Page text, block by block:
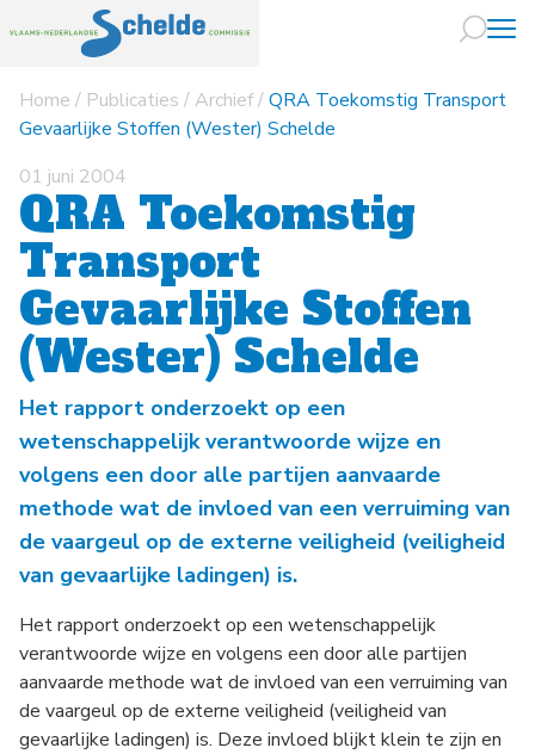
Naar
Home / Publicaties /Archief/QRA Toekomstig Transport
Gevaarlijke Stoffen (Wester) Schelde
01 juni 2004
QRA Toekomstig
Transport
Gevaarlijke Stoffen
(Wester) Schelde
Het rapport onderzoekt op een
wetenschappelijk verantwoorde wijze en
volgens een door alle partijen aanvaarde
methode wat de invloed van een verruiming van
de vaargeul op de externe veiligheid (veiligheid
van gevaarlijke ladingen) is.
Het rapport onderzoekt op een wetenschappelijk
verantwoorde wijze en volgens een door alle partijen
aanvaarde methode wat de invloed van een verruiming van
de vaargeul op de externe veiligheid (veiligheid van
gevaarlijke ladingen) is. Deze invloed blijkt klein te zijn en